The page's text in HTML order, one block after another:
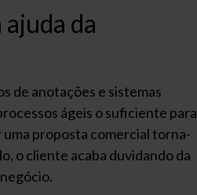
ajuda da
de anotações e sistemas
ágeis o suficiente para
proposta comercial torna-
o cliente acaba duvidando da